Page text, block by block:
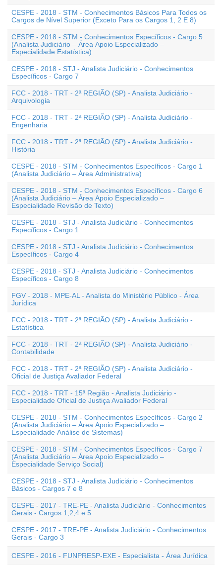
CESPE - 2018 - STM - Conhecimentos Básicos Para Todos os
Cargos de Nível Superior (Exceto Para os Cargos 1, 2 E 8)
CESPE - 2018 - STM - Conhecimentos Específicos - Cargo 5
(Analista Judiciário – Área Apoio Especializado –
Especialidade Estatística)
CESPE - 2018 - STJ - Analista Judiciário - Conhecimentos
Específicos - Cargo 7
FCC - 2018 - TRT - 2ª REGIÃO (SP) - Analista Judiciário -
Arquivologia
FCC - 2018 - TRT - 2ª REGIÃO (SP) - Analista Judiciário -
Engenharia
FCC - 2018 - TRT - 2ª REGIÃO (SP) - Analista Judiciário -
História
CESPE - 2018 - STM - Conhecimentos Específicos - Cargo 1
(Analista Judiciário – Área Administrativa)
CESPE - 2018 - STM - Conhecimentos Específicos - Cargo 6
(Analista Judiciário – Área Apoio Especializado –
Especialidade Revisão de Texto)
CESPE - 2018 - STJ - Analista Judiciário - Conhecimentos
Específicos - Cargo 1
CESPE - 2018 - STJ - Analista Judiciário - Conhecimentos
Específicos - Cargo 4
CESPE - 2018 - STJ - Analista Judiciário - Conhecimentos
Específicos - Cargo 8
FGV - 2018 - MPE-AL - Analista do Ministério Público - Área
Jurídica
FCC - 2018 - TRT - 2ª REGIÃO (SP) - Analista Judiciário -
Estatística
FCC - 2018 - TRT - 2ª REGIÃO (SP) - Analista Judiciário -
Contabilidade
FCC - 2018 - TRT - 2ª REGIÃO (SP) - Analista Judiciário -
Oficial de Justiça Avaliador Federal
FCC - 2018 - TRT - 15ª Região - Analista Judiciário -
Especialidade Oficial de Justiça Avaliador Federal
CESPE - 2018 - STM - Conhecimentos Específicos - Cargo 2
(Analista Judiciário – Área Apoio Especializado –
Especialidade Análise de Sistemas)
CESPE - 2018 - STM - Conhecimentos Específicos - Cargo 7
(Analista Judiciário – Área Apoio Especializado –
Especialidade Serviço Social)
CESPE - 2018 - STJ - Analista Judiciário - Conhecimentos
Básicos - Cargos 7 e 8
CESPE - 2017 - TRE-PE - Analista Judiciário - Conhecimentos
Gerais - Cargos 1,2,4 e 5
CESPE - 2017 - TRE-PE - Analista Judiciário - Conhecimentos
Gerais - Cargo 3
CESPE - 2016 - FUNPRESP-EXE - Especialista - Área Jurídica